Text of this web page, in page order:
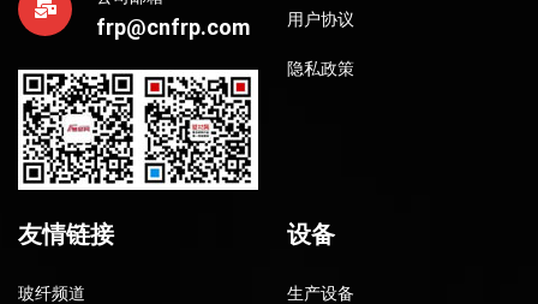
frp@cnfrp.com 用户协议
隐私政策
友情链接
玻纤频道
设备
生产设备